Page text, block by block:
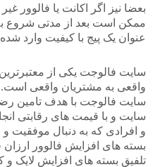
بعضا نیز اگر اکانت یا فالوور
ممکن است بعد از مدتی شروع
عنوان یک پیج با کیفیت وارد
سایت فالوجت یکی از
واقعی به مشتریان واقعی
سایت فالوجت با هدف تامین
سایت و با قیمت های رقابتی
و افرادی که به دنبال موفقیت و
بسته های افزایش فالوور
تلفیق بسته های افزایش لایک و